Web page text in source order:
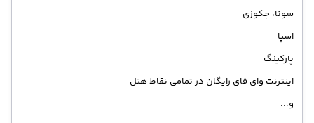
سونا، جکوزی
اسپا
پارکینگ
اینترنت وای فای رایگان در تمامی نقاط هتل
و...